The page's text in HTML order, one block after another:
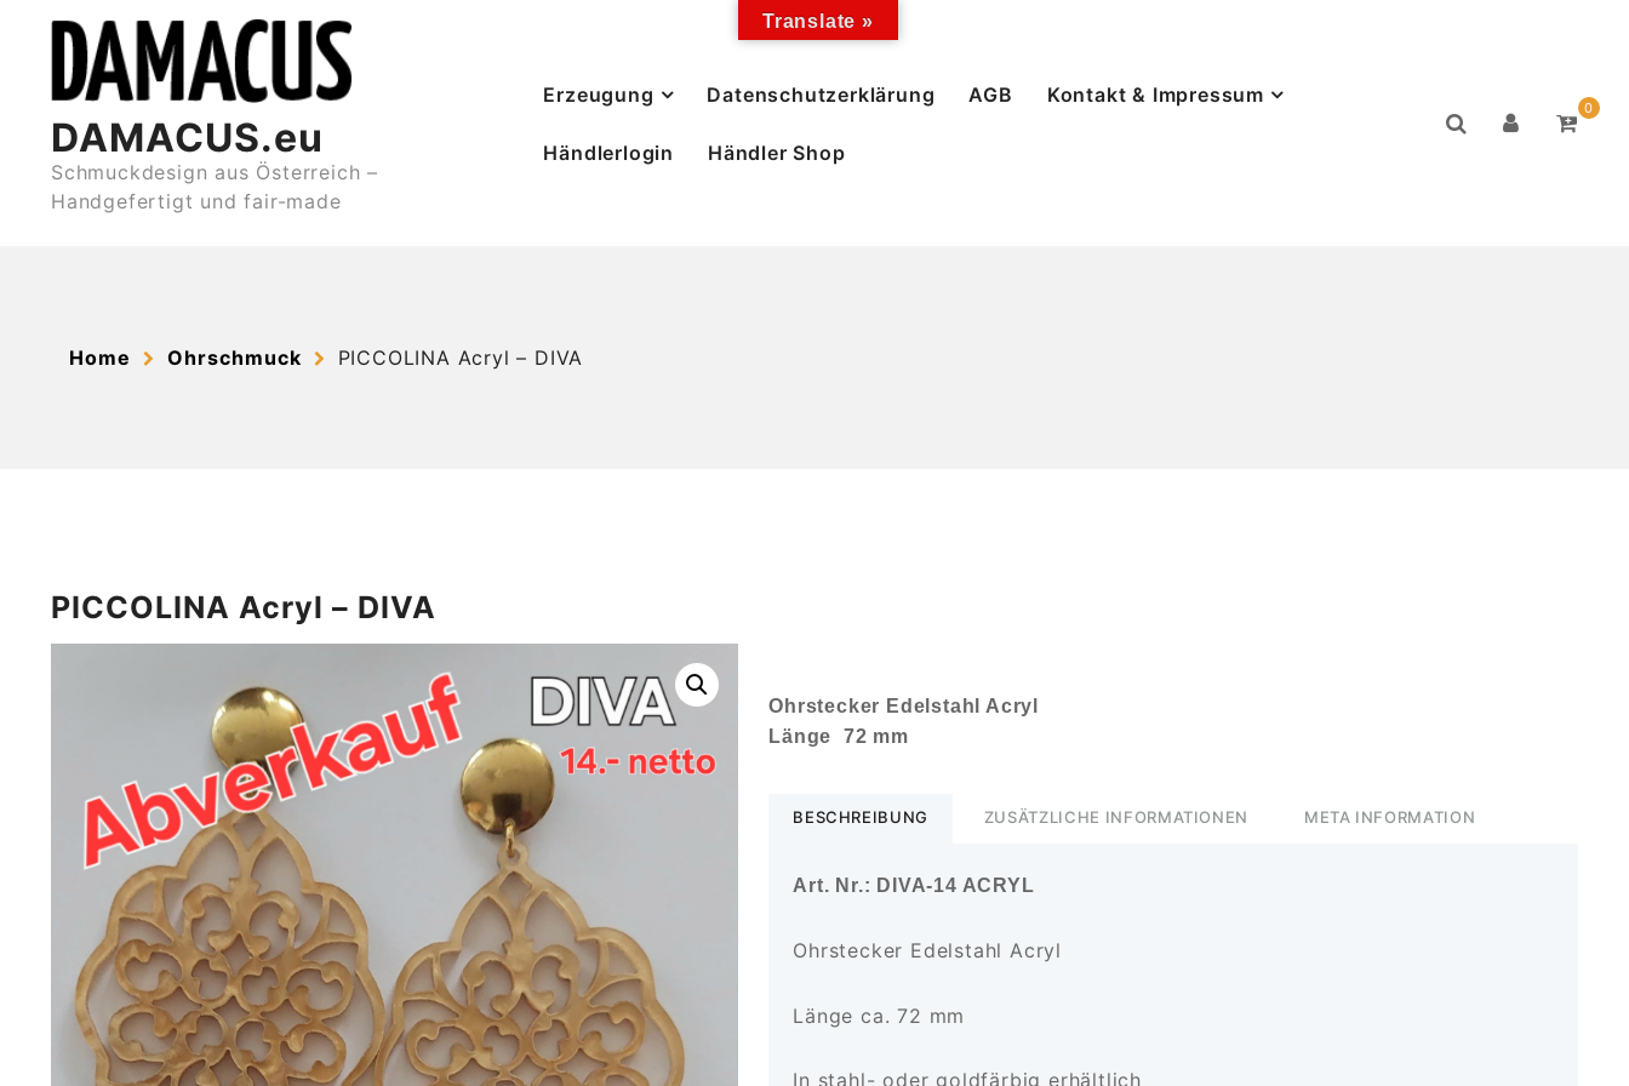
content
DAMACUS.eu
Schmuckdesign aus Österreich –
Handgefertigt und fair-made
Erzeugung Datenschutzerklärung AGB Kontakt & Impressum
Händlerlogin Händler Shop
0
Home Ohrschmuck PICCOLINA Acryl – DIVA
PICCOLINA Acryl – DIVA
Ohrstecker Edelstahl Acryl
Länge 72 mm
BESCHREIBUNG ZUSÄTZLICHE INFORMATIONEN META INFORMATION
Art. Nr.: DIVA-14 ACRYL
Ohrstecker Edelstahl Acryl
Länge ca. 72 mm
In stahl- oder goldfärbig erhältlich
Translate »